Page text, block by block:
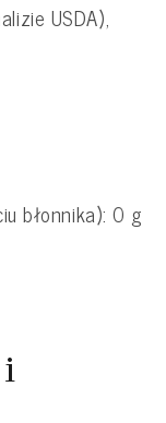
USDA),
błonnika): 0 g